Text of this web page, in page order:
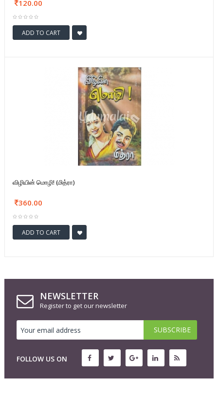
120.00
ADD TO CART
விழியின் மொழி! (மித்ரா)
360.00
ADD TO CART
NEWSLETTER
Register to get our newsletter
FOLLOW US ON